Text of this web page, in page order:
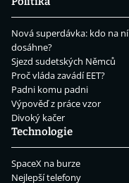
Nová superdávka: kdo na ní
dosáhne?
Sjezd sudetských Němců
Proč vláda zavádí EET?
Padni komu padni
Výpověď z práce vzor
Divoký kačer
Technologie
SpaceX na burze
Nejlepší telefony